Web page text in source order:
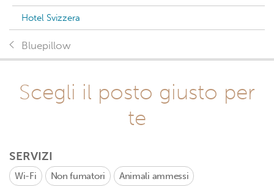
Hotel Svizzera
Bluepillow
Scegli il posto giusto per
te
SERVIZI
Wi-Fi Non fumatori Animali ammessi